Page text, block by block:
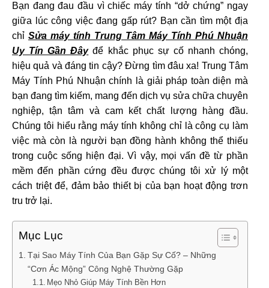
Bạn đang đau đầu vì chiếc máy tính “dở chứng” ngay
giữa lúc công việc đang gấp rút? Bạn cần tìm một địa
chỉ Sửa máy tính Trung Tâm Máy Tính Phú Nhuận
Uy Tín Gần Đâyđể khắc phục sự cố nhanh chóng,
hiệu quả và đáng tin cậy? Đừng tìm đâu xa! Trung Tâm
Máy Tính Phú Nhuận chính là giải pháp toàn diện mà
bạn đang tìm kiếm, mang đến dịch vụ sửa chữa chuyên
nghiệp, tận tâm và cam kết chất lượng hàng đầu.
Chúng tôi hiểu rằng máy tính không chỉ là công cụ làm
việc mà còn là người bạn đồng hành không thể thiếu
trong cuộc sống hiện đại. Vì vậy, mọi vấn đề từ phần
mềm đến phần cứng đều được chúng tôi xử lý một
cách triệt để, đảm bảo thiết bị của bạn hoạt động trơn
tru trở lại.
Mục Lục
Tại Sao Máy Tính Của Bạn Gặp Sự Cố? – Những
“Cơn Ác Mộng” Công Nghệ Thường Gặp
Mẹo Nhỏ Giúp Máy Tính Bền Hơn